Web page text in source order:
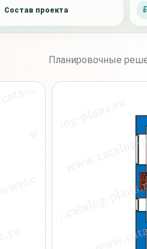
Состав проекта
Планировочные